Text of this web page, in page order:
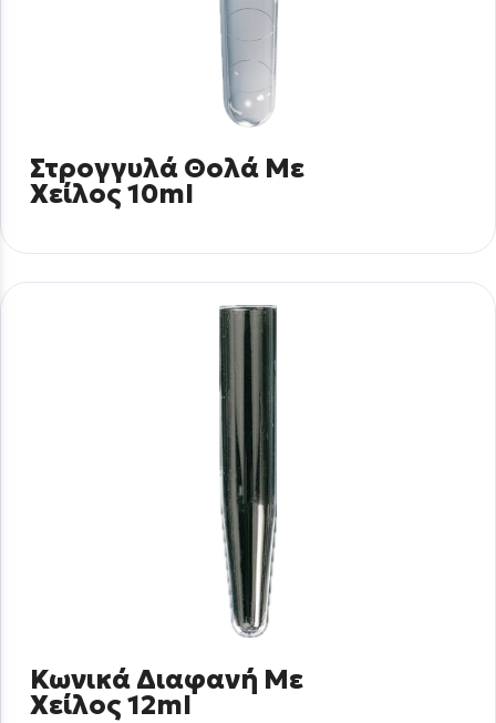
Στρογγυλά Θολά Με
Χείλος 10ml
Κωνικά Διαφανή Με
Χείλος 12ml